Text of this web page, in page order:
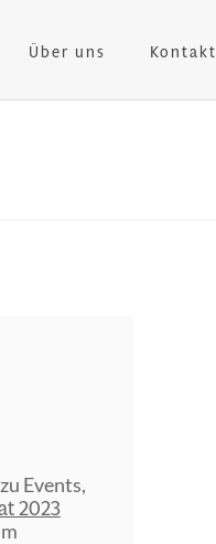
Über uns Kontakt
Events,
2023